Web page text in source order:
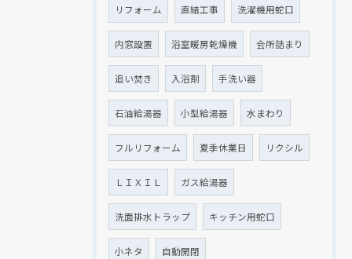
リフォーム 直結工事 洗濯機用蛇口
内窓設置 浴室暖房乾燥機 会所詰まり
追い焚き 入浴剤 手洗い器
石油給湯器 小型給湯器 水まわり
フルリフォーム 夏季休業日 リクシル
ＬＩＸＩＬ ガス給湯器
洗面排水トラップ キッチン用蛇口
小ネタ 自動開閉